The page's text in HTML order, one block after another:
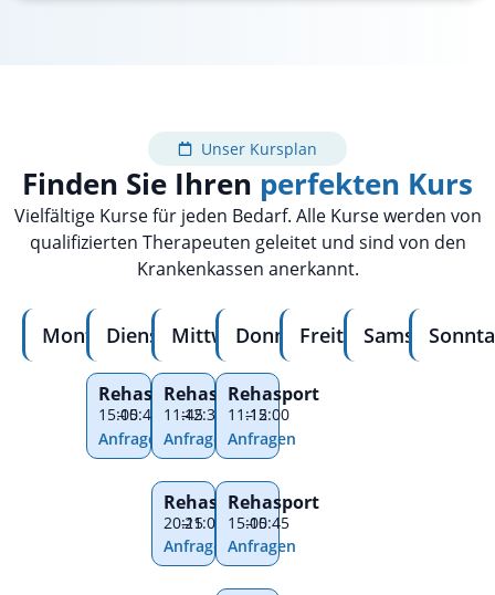
Unser Kursplan
Finden Sie Ihren perfekten Kurs
Vielfältige Kurse für jeden Bedarf. Alle Kurse werden von
qualifizierten Therapeuten geleitet und sind von den
Krankenkassen anerkannt.
MontagDienstag
Rehasport
15:00
–15:45
Anfragen
Mittwoch
Rehasport
11:45
–12:30
Anfragen
Rehasport
20:15
–21:00
Anfragen
Donnerstag
Rehasport
11:15
–12:00
Anfragen
Rehasport
15:00
–15:45
Anfragen
FreitagSamstag